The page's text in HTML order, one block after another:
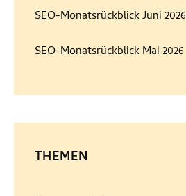
SEO-Monatsrückblick Juni 2026
SEO-Monatsrückblick Mai 2026
THEMEN